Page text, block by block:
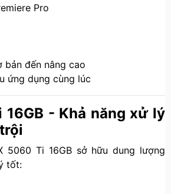
Pro
bản đến nâng cao
ứng dụng cùng lúc
16GB - Khả năng xử lý
5060 Ti 16GB sở hữu dung lượng
tốt: